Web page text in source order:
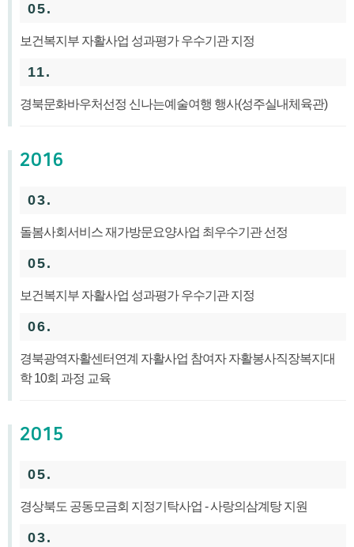
05.
보건복지부 자활사업 성과평가 우수기관 지정
11.
경북문화바우처선정 신나는예술여행 행사(성주실내체육관)
2016
03.
돌봄사회서비스 재가방문요양사업 최우수기관 선정
05.
보건복지부 자활사업 성과평가 우수기관 지정
06.
경북광역자활센터연계 자활사업 참여자 자활봉사직장복지대
학 10회 과정 교육
2015
05.
경상북도 공동모금회 지정기탁사업 - 사랑의삼계탕 지원
03.